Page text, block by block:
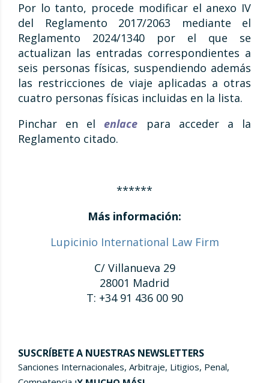
Por lo tanto, procede modificar el anexo IV
del Reglamento 2017/2063 mediante el
Reglamento 2024/1340 por el que se
actualizan las entradas correspondientes a
seis personas físicas, suspendiendo además
las restricciones de viaje aplicadas a otras
cuatro personas físicas incluidas en la lista.
Pinchar en elenlace para acceder a la
Reglamento citado.
******
Más información:
Lupicinio International Law Firm
C/ Villanueva 29
28001 Madrid
T: +34 91 436 00 90
SUSCRÍBETE A NUESTRAS NEWSLETTERS
Sanciones Internacionales, Arbitraje, Litigios, Penal,